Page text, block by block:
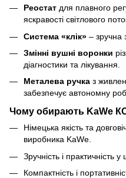
Реостат для плавного
яскравості світлового
Система «клік» – зручна
Змінні вушні воронки
діагностики та лікування.
Металева ручка з
забезпечує автономну
Чому обирають KaWe
Німецька якість та
виробника KaWe.
Зручність і практичність
Компактність і